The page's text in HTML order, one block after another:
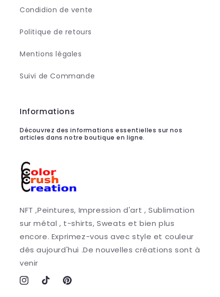
Condidion de vente
Politique de retours
Mentions légales
Suivi de Commande
Informations
Découvrez des informations essentielles sur nos
articles dans notre boutique en ligne.
NFT ,Peintures, Impression d'art , Sublimation
sur métal , t-shirts, Sweats et bien plus
encore. Exprimez-vous avec style et couleur
dés aujourd'hui .De nouvelles créations sont à
venir
InstagramTikTokPinterest